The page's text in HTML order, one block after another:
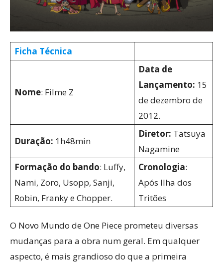
Ficha Técnica
Nome: Filme Z
Data de
Lançamento: 15
de dezembro de
2012.
Duração: 1h48min
Diretor: Tatsuya
Nagamine
Formação do bando: Luffy,
Nami, Zoro, Usopp, Sanji,
Robin, Franky e Chopper.
Cronologia:
Após Ilha dos
Tritões
O Novo Mundo de One Piece prometeu diversas
mudanças para a obra num geral. Em qualquer
aspecto, é mais grandioso do que a primeira